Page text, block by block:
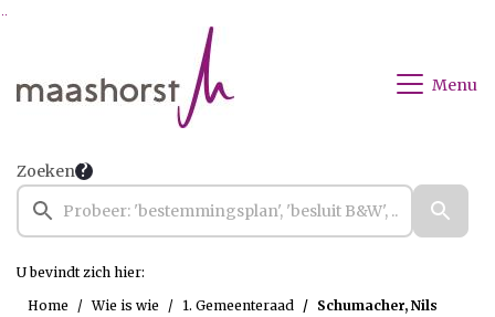
Ga naar de inhoud van deze pagina
Menu
Zoeken
U bevindt zich hier:
Home
Wie is wie 1. Gemeenteraad Schumacher, Nils